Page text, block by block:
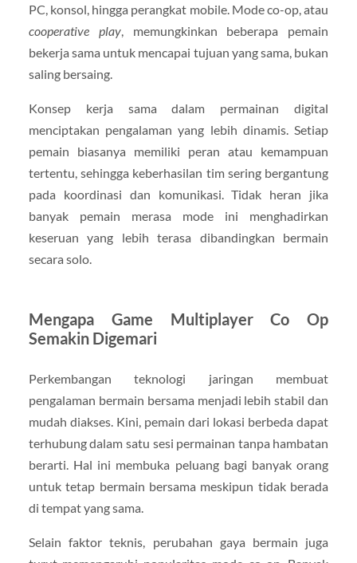
PC, konsol, hingga perangkat mobile. Mode co-op, atau
cooperative play, memungkinkan beberapa pemain
bekerja sama untuk mencapai tujuan yang sama, bukan
saling bersaing.
Konsep kerja sama dalam permainan digital
menciptakan pengalaman yang lebih dinamis. Setiap
pemain biasanya memiliki peran atau kemampuan
tertentu, sehingga keberhasilan tim sering bergantung
pada koordinasi dan komunikasi. Tidak heran jika
banyak pemain merasa mode ini menghadirkan
keseruan yang lebih terasa dibandingkan bermain
secara solo.
Mengapa Game Multiplayer Co Op
Semakin Digemari
Perkembangan teknologi jaringan membuat
pengalaman bermain bersama menjadi lebih stabil dan
mudah diakses. Kini, pemain dari lokasi berbeda dapat
terhubung dalam satu sesi permainan tanpa hambatan
berarti. Hal ini membuka peluang bagi banyak orang
untuk tetap bermain bersama meskipun tidak berada
di tempat yang sama.
Selain faktor teknis, perubahan gaya bermain juga